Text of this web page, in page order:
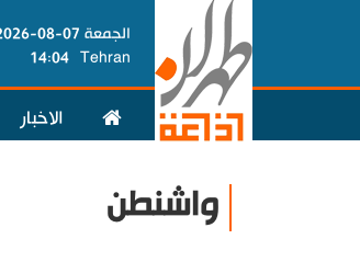
الجمعة 07-08-2026
Tehran
14:04
الاخبار
واشنطن